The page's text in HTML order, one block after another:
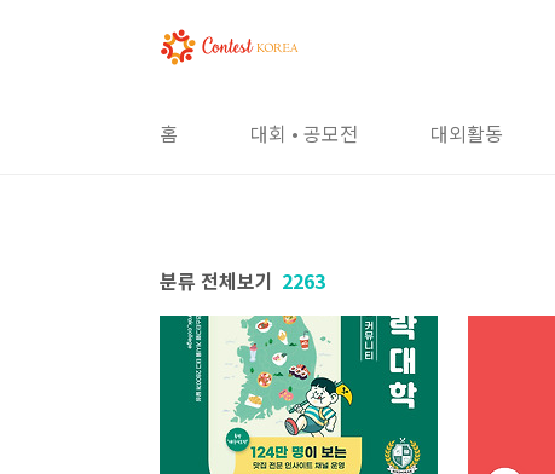
홈 대회 • 공모전 대외활동
분류 전체보기 2263